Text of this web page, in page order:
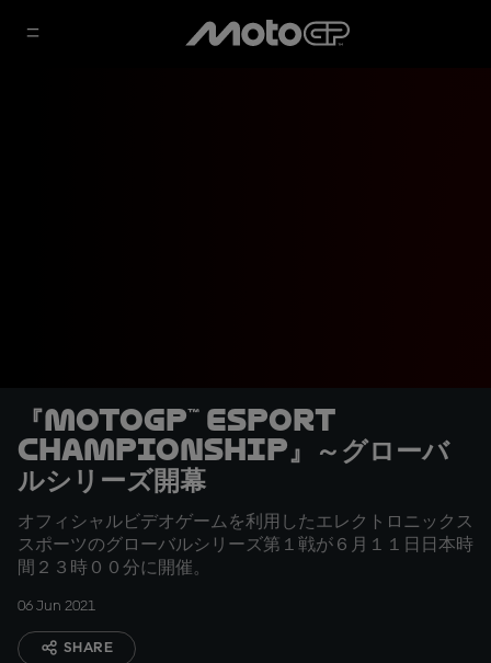
『MotoGP™ eSport
Championship』～グローバ
ルシリーズ開幕
オフィシャルビデオゲームを利用したエレクトロニックス
スポーツのグローバルシリーズ第１戦が６月１１日日本時
間２３時００分に開催。
06 Jun 2021
SHARE